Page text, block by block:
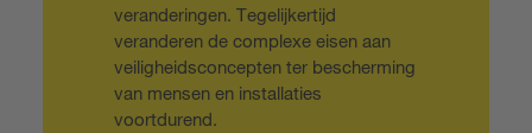
veranderingen. Tegelijkertijd
veranderen de complexe eisen aan
veiligheidsconcepten ter bescherming
van mensen en installaties
voortdurend.